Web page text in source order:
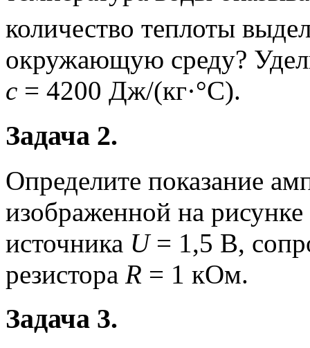
количество теплоты
окружающую среду?
c = 4200 Дж/(кг·°C).
Задача 2.
Определите показание
изображенной на
источника U= 1,5 В,
резистора R = 1 кОм.
Задача 3.